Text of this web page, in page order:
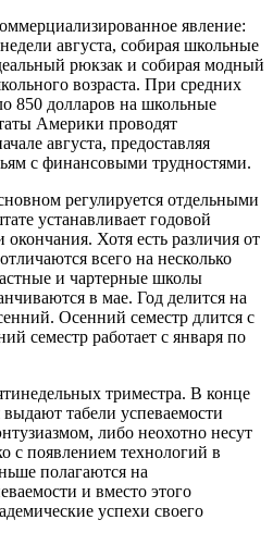
явление:
августа, собирая школьные
рюкзак и собирая модный
возраста. При средних
850 долларов на школьные
Америки проводят
августа, предоставляя
с финансовыми трудностями.
регулируется отдельными
устанавливает годовой
окончания. Хотя есть различия от
всего на несколько
и чартерные школы
в мае. Год делится на
Осенний семестр длится с
семестр работает с января по
триместра. В конце
табели успеваемости
либо неохотно несут
с появлением технологий в
полагаются на
и вместо этого
успехи своего